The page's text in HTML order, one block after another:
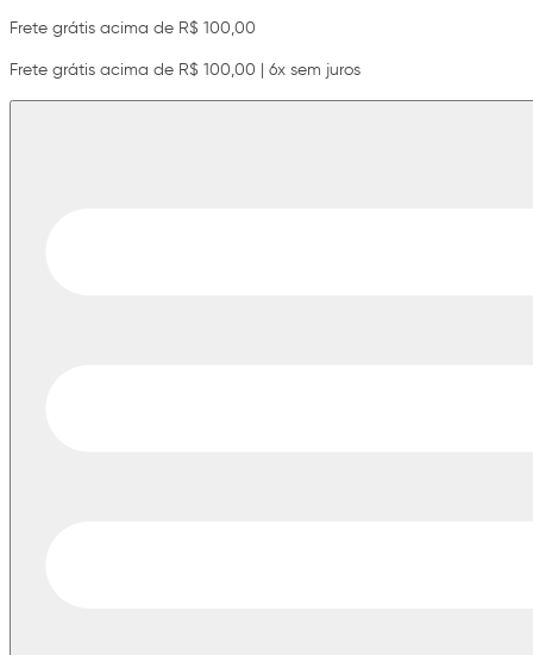
Frete grátis acima de R$ 100,00
Frete grátis acima de R$ 100,00 | 6x sem juros